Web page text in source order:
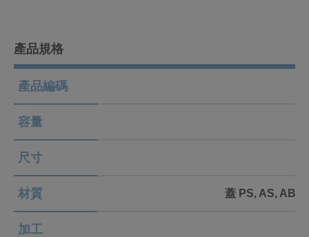
產品規格
產品編碼
容量
尺寸
材質 蓋 PS, AS, ABS
加工